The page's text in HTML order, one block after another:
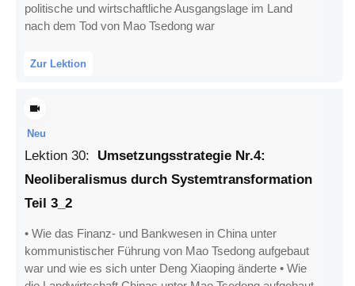
politische und wirtschaftliche Ausgangslage im Land
nach dem Tod von Mao Tsedong war
Zur Lektion
Neu
Lektion 30: Umsetzungsstrategie Nr.4:
Neoliberalismus durch Systemtransformation
Teil 3_2
• Wie das Finanz- und Bankwesen in China unter
kommunistischer Führung von Mao Tsedong aufgebaut
war und wie es sich unter Deng Xiaoping änderte • Wie